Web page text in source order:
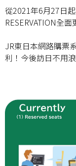
從2021年6月27日
RESERVATION全
JR東日本網路購票
利！今後訪日不用